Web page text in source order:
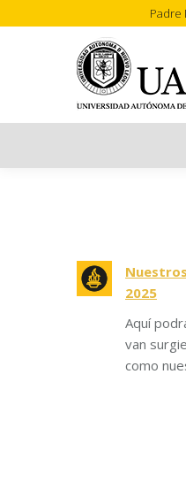
Padre
2025
Aquí
van
como